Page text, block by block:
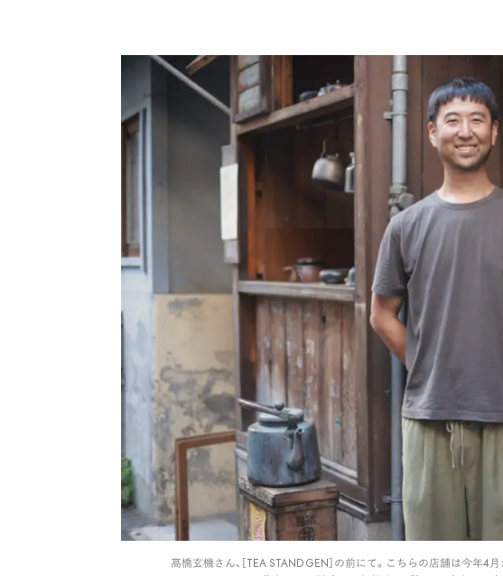
髙橋玄機さん、［TEA STAND GEN］の前にて。こちらの店舗は今年